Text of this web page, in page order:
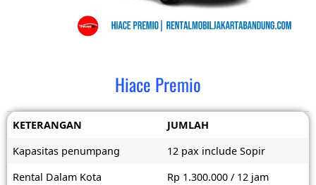
Hiace Premio
KETERANGAN
JUMLAH
Kapasitas penumpang
12 pax include Sopir
Rental Dalam Kota
Rp 1.300.000 / 12 jam